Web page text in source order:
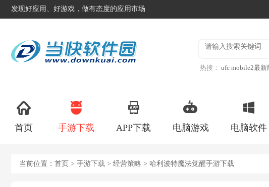
发现好应用、好游戏，做有态度的应用市场
热搜： ufc mobile2最新
首页 手游下载 APP下载 电脑游戏 电脑软件
当前位置： 首页 > 手游下载 > 经营策略 > 哈利波特魔法觉醒手游下载